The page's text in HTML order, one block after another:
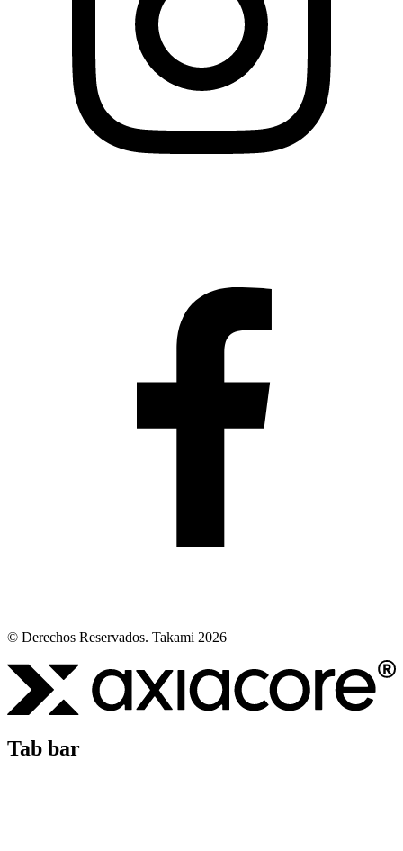
© Derechos Reservados. Takami 2026
Tab bar